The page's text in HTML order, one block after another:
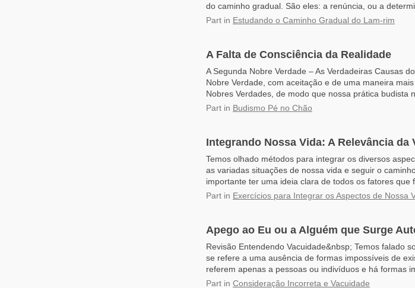
do caminho gradual. São eles: a renúncia, ou a
Part in Estudando o Caminho Gradual do Lam-rim
A Falta de Consciência da Realidade
A Segunda Nobre Verdade – As Verdadeiras Causas
Nobre Verdade, com aceitação e de uma maneira
Nobres Verdades, de modo que nossa prática budista
Part in Budismo Pé no Chão
Integrando Nossa Vida: A Relevância da
Temos olhado métodos para integrar os diversos
as variadas situações de nossa vida e seguir o
importante ter uma ideia clara de todos os fatores que
Part in Exercícios para Integrar os Aspectos de Nossa
Apego ao Eu ou a Alguém que Surge
Revisão Entendendo Vacuidade&nbsp; Temos falado
se refere a uma ausência de formas impossíveis de
referem apenas a pessoas ou indivíduos e há formas
Part in Consideração Incorreta e Vacuidade